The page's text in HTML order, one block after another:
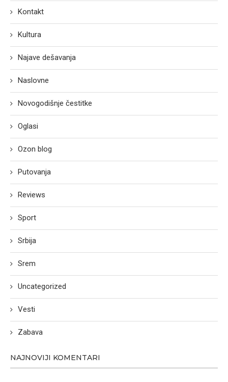
Kontakt
Kultura
Najave dešavanja
Naslovne
Novogodišnje čestitke
Oglasi
Ozon blog
Putovanja
Reviews
Sport
Srbija
Srem
Uncategorized
Vesti
Zabava
NAJNOVIJI KOMENTARI